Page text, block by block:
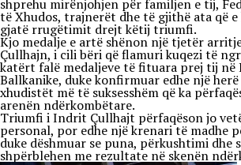
shprehu mirënjohjen për familjen e tij,
të Xhudos, trajnerët dhe të gjithë ata që
gjatë rrugëtimit drejt këtij triumfi.
Kjo medalje e artë shënon një tjetër
Çullhajn, i cili bëri që flamuri kuqezi të
katërt falë medaljeve të fituara prej tij në
Ballkanike, duke konfirmuar edhe një
xhudistët më të suksesshëm që ka
arenën ndërkombëtare.
Triumfi i Indrit Çullhajt përfaqëson jo
personal, por edhe një krenari të madhe
duke dëshmuar se puna, përkushtimi dhe
shpërblehen me rezultate në skenën